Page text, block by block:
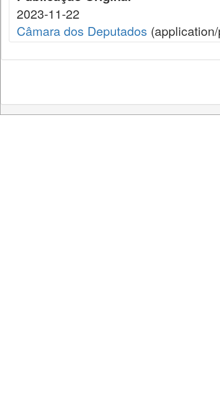
2023-11-22
Câmara dos Deputados